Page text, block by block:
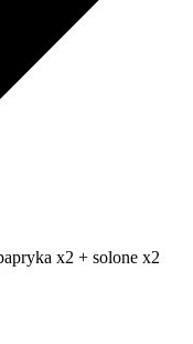
x2 + solone x2